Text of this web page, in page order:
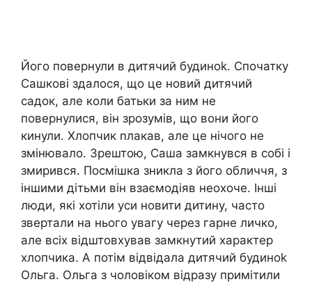
Його повернули в дитячий будиноk. Спочатку
Сашкові здалося, що це новий дитячий
садок, але коли батьки за ним не
повернулися, він зрозумів, що вони його
кинули. Хлопчик nлакав, але це нічого не
змінювало. Зрештою, Саша замкнувся в собі і
змирився. Посмішка зникла з його обличчя, з
іншими дітьми він взаємодіяв неохоче. Інші
люди, які хотіли уси новити дитину, часто
звертали на нього увагу через гарне личко,
але всіх відштовхував замкнутий характер
хлопчика. А потім відвідала дитячий будиноk
Ольга. Ольга з чоловіком відразу примітили